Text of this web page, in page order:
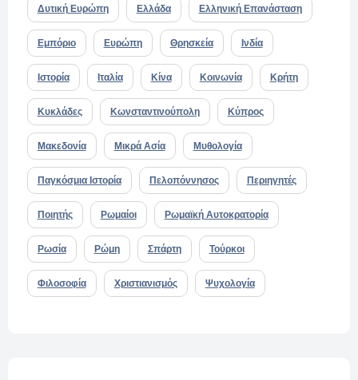
Δυτική Ευρώπη Ελλάδα Ελληνική Επανάσταση
Εμπόριο Ευρώπη Θρησκεία Ινδία
Ιστορία Ιταλία Κίνα Κοινωνία Κρήτη
Κυκλάδες Κωνσταντινούπολη Κύπρος
Μακεδονία Μικρά Ασία Μυθολογία
Παγκόσμια Ιστορία Πελοπόννησος Περιηγητές
Ποιητής Ρωμαίοι Ρωμαϊκή Αυτοκρατορία
Ρωσία Ρώμη Σπάρτη Τούρκοι
Φιλοσοφία Χριστιανισμός Ψυχολογία